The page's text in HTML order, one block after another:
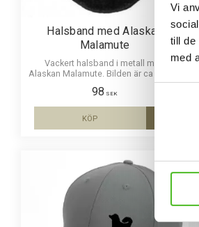
Vi
till de
med
Halsband med Alaskan
Malamute
Vackert halsband i metall med
Alaskan Malamute. Bilden är ca 27mm
i diameter och laminerad för att vara
hållbar och ge ett intryck av djup i
bilden.
98 SEK
Lägg
KÖP